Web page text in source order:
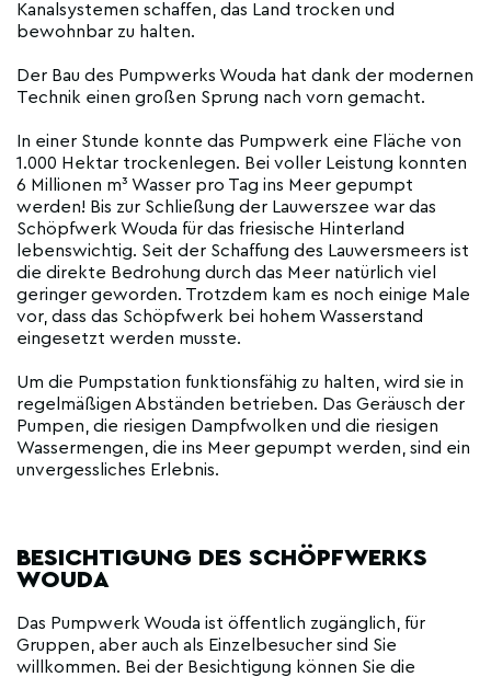
Kanalsystemen schaffen, das Land trocken und
bewohnbar zu halten.
Der Bau des Pumpwerks Wouda hat dank der modernen
Technik einen großen Sprung nach vorn gemacht.
In einer Stunde konnte das Pumpwerk eine Fläche von
1.000 Hektar trockenlegen. Bei voller Leistung konnten
6 Millionen m³ Wasser pro Tag ins Meer gepumpt
werden! Bis zur Schließung der Lauwerszee war das
Schöpfwerk Wouda für das friesische Hinterland
lebenswichtig. Seit der Schaffung des Lauwersmeers ist
die direkte Bedrohung durch das Meer natürlich viel
geringer geworden. Trotzdem kam es noch einige Male
vor, dass das Schöpfwerk bei hohem Wasserstand
eingesetzt werden musste.
Um die Pumpstation funktionsfähig zu halten, wird sie in
regelmäßigen Abständen betrieben. Das Geräusch der
Pumpen, die riesigen Dampfwolken und die riesigen
Wassermengen, die ins Meer gepumpt werden, sind ein
unvergessliches Erlebnis.
BESICHTIGUNG DES SCHÖPFWERKS
WOUDA
Das Pumpwerk Wouda ist öffentlich zugänglich, für
Gruppen, aber auch als Einzelbesucher sind Sie
willkommen. Bei der Besichtigung können Sie die